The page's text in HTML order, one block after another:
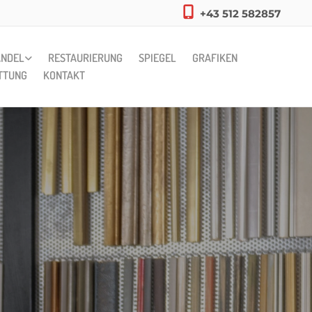
 +43 512 582857
RESTAURIERUNG SPIEGEL
GRAFIKEN
KONTAKT